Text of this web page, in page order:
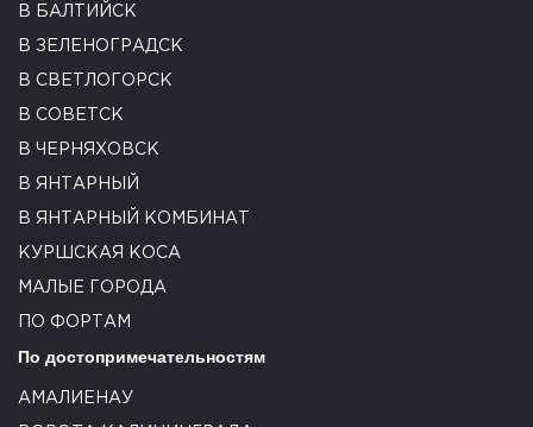
В БАЛТИЙСК
В ЗЕЛЕНОГРАДСК
В СВЕТЛОГОРСК
В СОВЕТСК
В ЧЕРНЯХОВСК
В ЯНТАРНЫЙ
В ЯНТАРНЫЙ КОМБИНАТ
КУРШСКАЯ КОСА
МАЛЫЕ ГОРОДА
ПО ФОРТАМ
По достопримечательностям
АМАЛИЕНАУ